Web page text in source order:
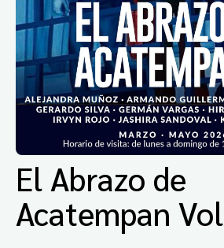
El Abrazo de
Acatempan